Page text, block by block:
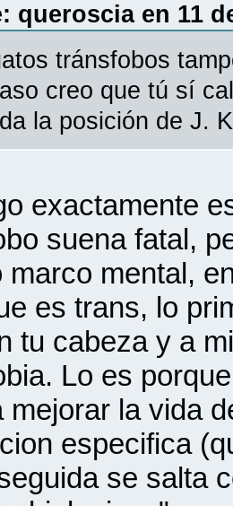
queroscia en 11
tránsfobos
creo que tú sí
la posición de J.
exactamente
suena fatal,
marco mental,
es trans, lo
tu cabeza y a
Lo es
mejorar la vida
especifica
se salta